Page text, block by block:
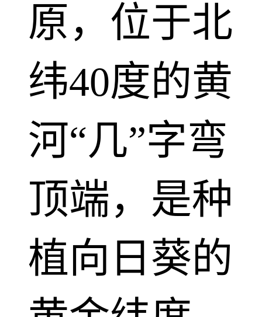
原，位于北
纬40度的黄
河“几”字弯
顶端，是种
植向日葵的